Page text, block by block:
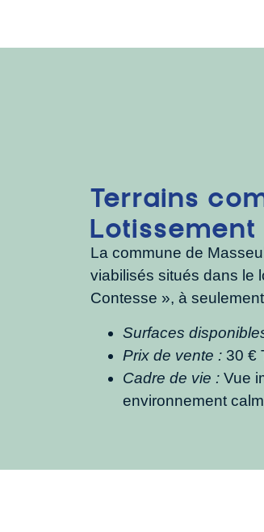
Terrains
Lotissement
La commune de
viabilisés situés dans le
Contesse », à
Surfaces
Prix de vente : 30 €
Cadre de vie : Vue
environnement